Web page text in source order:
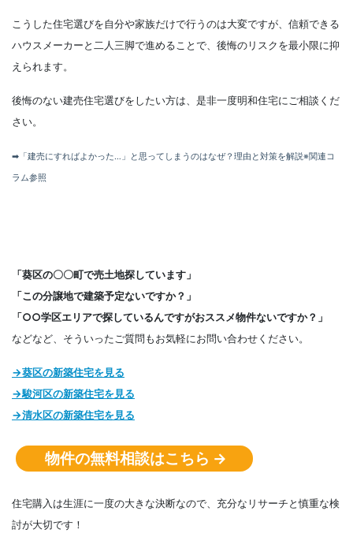
こうした住宅選びを自分や家族だけで行うのは大変ですが、信頼できる
ハウスメーカーと二人三脚で進めることで、後悔のリスクを最小限に抑
えられます。
後悔のない建売住宅選びをしたい方は、是非一度明和住宅にご相談くだ
さい。
➡「建売にすればよかった…」と思ってしまうのはなぜ？理由と対策を解説※関連コ
ラム参照
「葵区の〇〇町で売土地探しています」
「この分譲地で建築予定ないですか？」
「○○学区エリアで探しているんですがおススメ物件ないですか？」
などなど、そういったご質問もお気軽にお問い合わせください。
→葵区の新築住宅を見る
→駿河区の新築住宅を見る
→清水区の新築住宅を見る
物件の無料相談はこちら →
住宅購入は生涯に一度の大きな決断なので、充分なリサーチと慎重な検
討が大切です！